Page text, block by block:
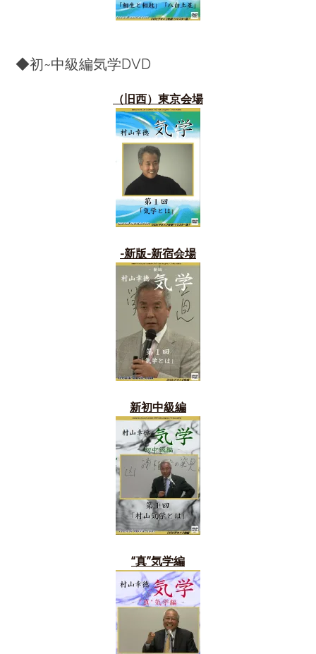
◆初~中級編気学DVD
（旧西）東京会場
-新版-新宿会場
新初中級編
“真”気学編